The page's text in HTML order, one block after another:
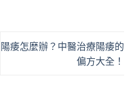
陽痿怎麼辦？中醫治療陽痿的
偏方大全！